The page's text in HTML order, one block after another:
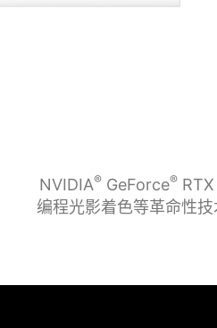
NVIDIA®GeForce®RTX
编程光影着色等革命性